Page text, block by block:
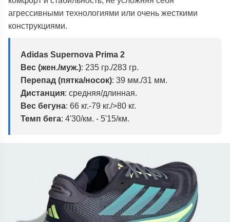
агрессивными технологиями или очень жесткими
конструкциями.
Adidas Supernova Prima 2
Вес (жен./муж.): 235 гр./283 гр.
Перепад (пятка/носок): 39 мм./31 мм.
Дистанция: средняя/длинная.
Вес бегуна: 66 кг.-79 кг./>80 кг.
Темп бега: 4'30/км. - 5'15/км.